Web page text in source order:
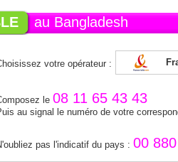
au Bangladesh
votre opérateur :
le 08 11 65 43 43
au signal le numéro de votre
pas l'indicatif du pays : 00